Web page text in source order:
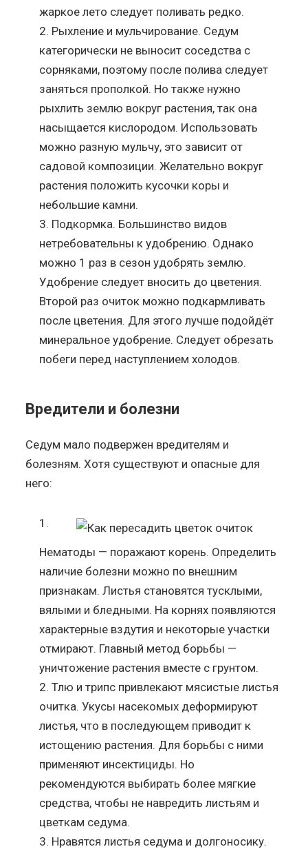
жаркое лето следует поливать редко.
Рыхление и мульчирование. Седум
категорически не выносит соседства с
сорняками, поэтому после полива следует
заняться прополкой. Но также нужно
рыхлить землю вокруг растения, так она
насыщается кислородом. Использовать
можно разную мульчу, это зависит от
садовой композиции. Желательно вокруг
растения положить кусочки коры и
небольшие камни.
Подкормка. Большинство видов
нетребовательны к удобрению. Однако
можно 1 раз в сезон удобрять землю.
Удобрение следует вносить до цветения.
Второй раз очиток можно подкармливать
после цветения. Для этого лучше подойдёт
минеральное удобрение. Следует обрезать
побеги перед наступлением холодов.
Вредители и болезни
Седум мало подвержен вредителям и
болезням. Хотя существуют и опасные для
него:
Нематоды — поражают корень. Определить
наличие болезни можно по внешним
признакам. Листья становятся тусклыми,
вялыми и бледными. На корнях появляются
характерные вздутия и некоторые участки
отмирают. Главный метод борьбы —
уничтожение растения вместе с грунтом.
Тлю и трипс привлекают мясистые листья
очитка. Укусы насекомых деформируют
листья, что в последующем приводит к
истощению растения. Для борьбы с ними
применяют инсектициды. Но
рекомендуются выбирать более мягкие
средства, чтобы не навредить листьям и
цветкам седума.
Нравятся листья седума и долгоносику.